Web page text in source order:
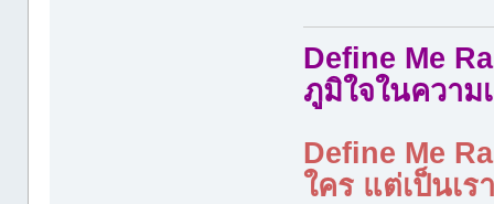
Define Me
ภูมิใจในความ
Define Me
ใคร แต่เป็นเ